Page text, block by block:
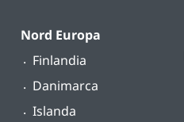
Nord Europa
Finlandia
Danimarca
Islanda